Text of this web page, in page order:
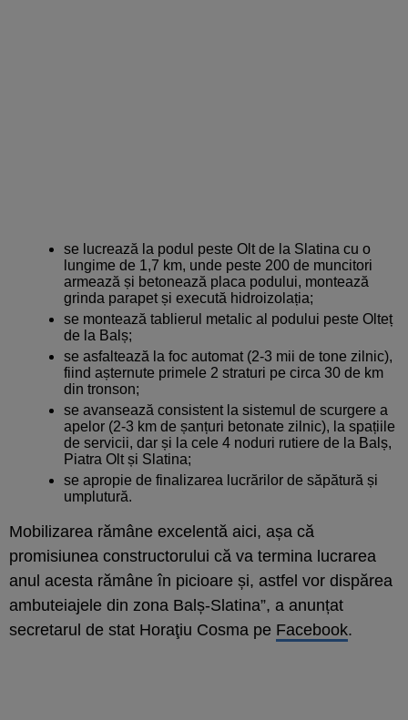
se lucrează la podul peste Olt de la Slatina cu o
lungime de 1,7 km, unde peste 200 de muncitori
armează și betonează placa podului, montează
grinda parapet și execută hidroizolația;
se montează tablierul metalic al podului peste Olteț
de la Balș;
se asfaltează la foc automat (2-3 mii de tone zilnic),
fiind așternute primele 2 straturi pe circa 30 de km
din tronson;
se avansează consistent la sistemul de scurgere a
apelor (2-3 km de șanțuri betonate zilnic), la spațiile
de servicii, dar și la cele 4 noduri rutiere de la Balș,
Piatra Olt și Slatina;
se apropie de finalizarea lucrărilor de săpătură și
umplutură.
Mobilizarea rămâne excelentă aici, așa că
promisiunea constructorului că va termina lucrarea
anul acesta rămâne în picioare și, astfel vor dispărea
ambuteiajele din zona Balș-Slatina”, a anunțat
secretarul de stat Horaţiu Cosma pe Facebook.